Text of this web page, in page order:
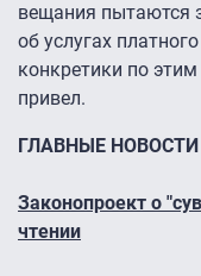
вещания пытаются
об услугах
конкретики по
привел.
ГЛАВНЫЕ НОВОСТИ
Законопроект о
чтении